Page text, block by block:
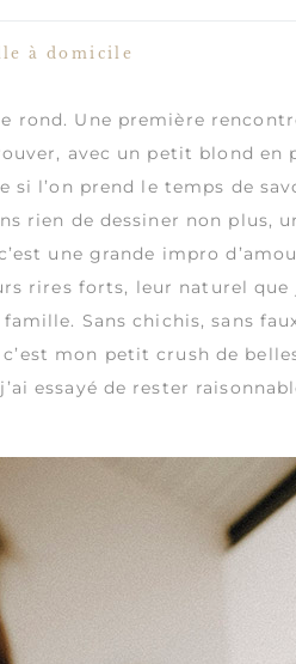
à domicile
rond. Une première
avec un petit blond
si l’on prend le temps de
rien de dessiner non plus,
une grande impro
rires forts, leur naturel
Sans chichis, sans
mon petit crush de
essayé de rester